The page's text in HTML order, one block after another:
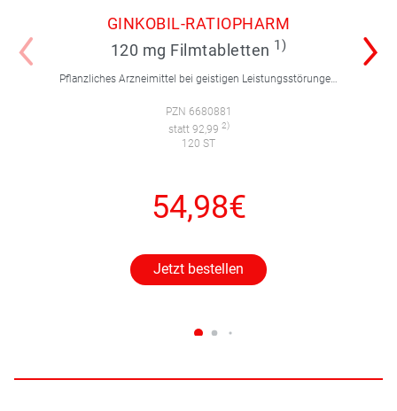
GINKOBIL-RATIOPHARM
120 mg Filmtabletten 1)
Pflanzliches Arzneimittel bei geistigen Leistungsstörungen und Durchblutungsstörungen.
PZN 6680881
statt 92,99 2)
120 ST
54,98€
Jetzt bestellen